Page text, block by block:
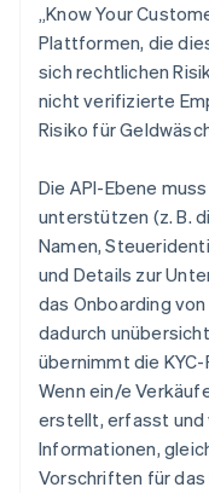
„Know Your
Plattformen, die
sich rechtlichen
nicht verifizierte
Risiko für
Die API-Ebene
unterstützen (z. B.
Namen,
und Details zur
das Onboarding
dadurch
übernimmt die
Wenn ein/e
erstellt, erfasst
Informationen,
Vorschriften für das